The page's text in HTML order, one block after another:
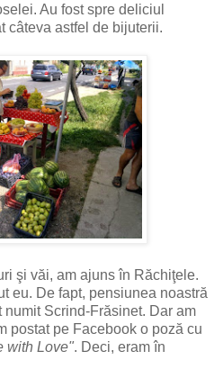
Au fost spre deliciul
câteva astfel de bijuterii.
şi văi, am ajuns în Răchiţele.
eu. De fapt, pensiunea noastră
Scrind-Frăsinet. Dar am
postat pe Facebook o poză cu
with Love". Deci, eram în